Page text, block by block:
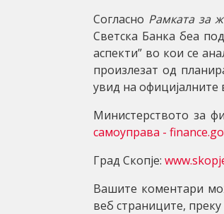
Согласно Рамката за
Светска Банка беа
аспекти” во кои се
произлезат од
увид на официјалните
Министерството за
самоуправа -
Град Скопје:
Вашите коментари
веб страниците,